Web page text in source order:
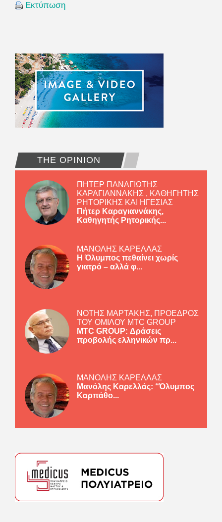
Εκτύπωση
THE OPINION
ΠΗΤΕΡ ΠΑΝΑΓΙΩΤΗΣ
ΚΑΡΑΓΙΑΝΝΑΚΗΣ , ΚΑΘΗΓΗΤΗΣ
ΡΗΤΟΡΙΚΗΣ ΚΑΙ ΗΓΕΣΙΑΣ
Πήτερ Καραγιαννάκης,
Καθηγητής Ρητορικής...
ΜΑΝΟΛΗΣ ΚΑΡΕΛΛΑΣ
Η Όλυμπος πεθαίνει χωρίς
γιατρό – αλλά φ...
ΝΟΤΗΣ ΜΑΡΤΑΚΗΣ, ΠΡΟΕΔΡΟΣ
ΤΟΥ ΟΜΙΛΟΥ MTC GROUP
MTC GROUP: Δράσεις
προβολής ελληνικών πρ...
ΜΑΝΟΛΗΣ ΚΑΡΕΛΛΑΣ
Μανόλης Καρελλάς: “Όλυμπος
Καρπάθο...